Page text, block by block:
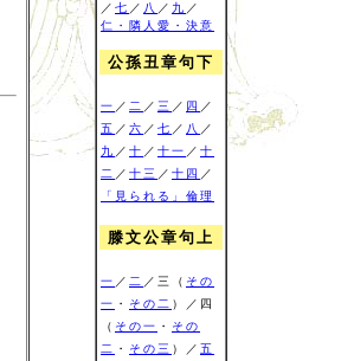
／ 七 ／ 八 ／ 九 ／
仁・隣人愛・決意
公孫丑章句下
一 ／ 二 ／ 三 ／ 四 ／
五 ／ 六 ／ 七 ／ 八 ／
九 ／ 十 ／ 十一 ／ 十
二 ／ 十三 ／ 十四 ／
「見られる」倫理
滕文公章句上
一 ／ 二 ／三（ その
一 ・ その二 ）／四
（ その一 ・ その
二
・ その三 ）／ 五